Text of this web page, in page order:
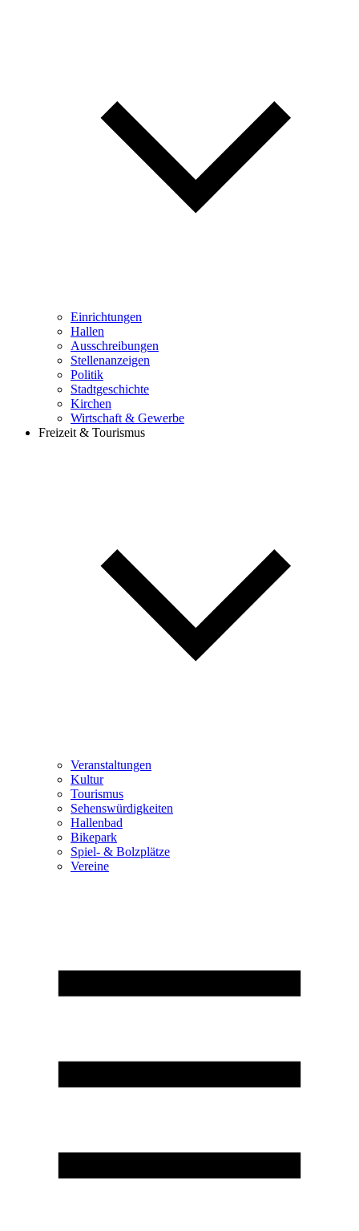
Einrichtungen
Hallen
Ausschreibungen
Stellenanzeigen
Politik
Stadtgeschichte
Kirchen
Wirtschaft & Gewerbe
Freizeit & Tourismus
Veranstaltungen
Kultur
Tourismus
Sehenswürdigkeiten
Hallenbad
Bikepark
Spiel- & Bolzplätze
Vereine